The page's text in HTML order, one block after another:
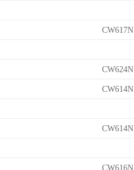
CW617N
CW624N
CW614N
CW614N
CW616N